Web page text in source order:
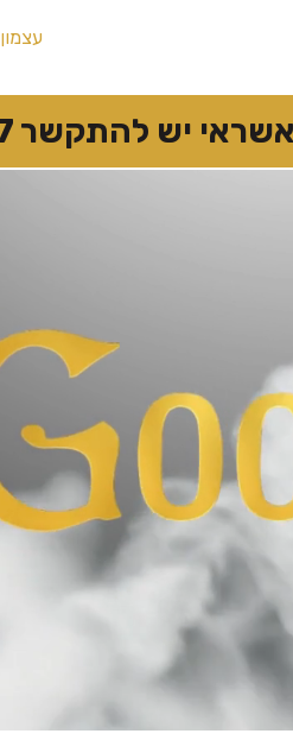
עצמון 10 נוף הגליל
להתקשר 0547874167